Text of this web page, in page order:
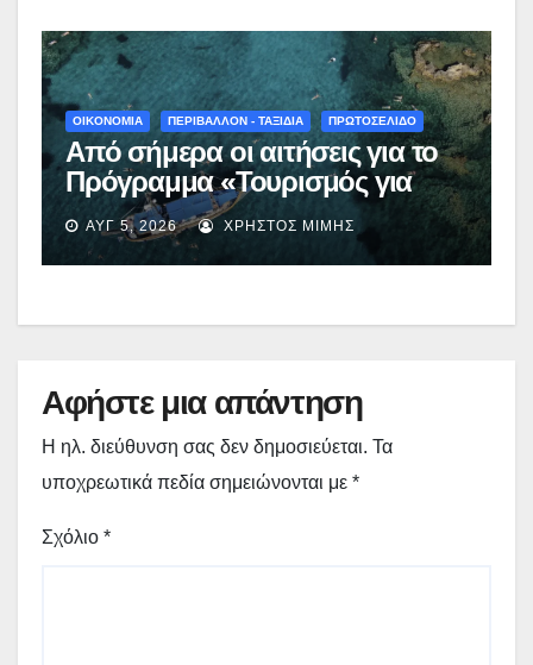
χρηματοδότηση»
ΟΙΚΟΝΟΜΙΑ ΠΕΡΙΒΑΛΛΟΝ - ΤΑΞΙΔΙΑ ΠΡΩΤΟΣΕΛΙΔΟ
Από σήμερα οι αιτήσεις για το
Πρόγραμμα «Τουρισμός για
Όλους 2026-2027» – Πότε λήγει
η προσθεσμία
ΑΥΓ 5, 2026 ΧΡΉΣΤΟΣ ΜΊΜΗΣ
Αφήστε μια απάντηση
Η ηλ. διεύθυνση σας δεν δημοσιεύεται. Τα
υποχρεωτικά πεδία σημειώνονται με *
Σχόλιο *